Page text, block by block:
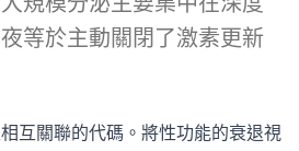
等於主動關閉了激素更新
互關聯的代碼。將性功能的衰退視